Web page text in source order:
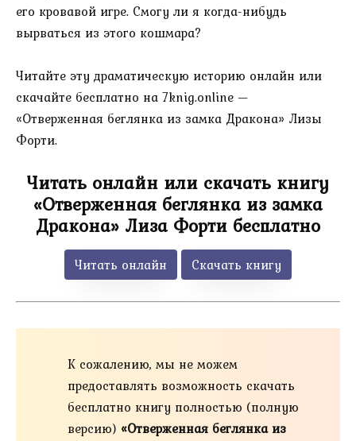
его кровавой игре. Смогу ли я когда-нибудь
вырваться из этого кошмара?
Читайте эту драматическую историю онлайн или
скачайте бесплатно на 7knig.online —
«Отверженная беглянка из замка Дракона» Лизы
Форти.
Читать онлайн или скачать книгу
«Отверженная беглянка из замка
Дракона» Лиза Форти бесплатно
Читать онлайн Скачать книгу
К сожалению, мы не можем
предоставлять возможность скачать
бесплатно книгу полностью (полную
версию) «Отверженная беглянка из